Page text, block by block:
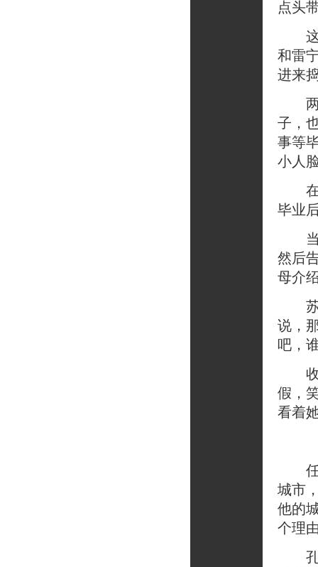
点头
这
和雷
进来
两
子，
事等
小人
在
毕业
当
然后
母介
苏
说，
吧，
收
假，
看着
任
城市
他的
个理
孔